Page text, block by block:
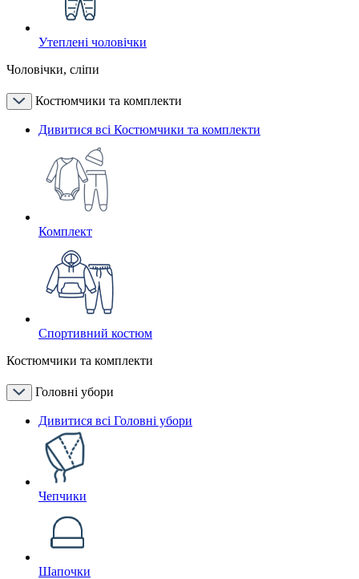
Утеплені чоловічки
Чоловічки, сліпи
Костюмчики та комплекти
Дивитися всі Костюмчики та комплекти
Комплект
Спортивний костюм
Костюмчики та комплекти
Головні убори
Дивитися всі Головні убори
Чепчики
Шапочки